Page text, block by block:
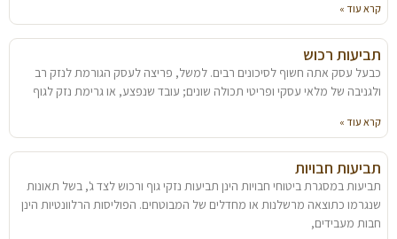
קרא עוד »
תביעות רכוש
כבעל עסק אתה חשוף לסיכונים רבים. למשל, פריצה לעסק הגורמת לנזק רב
ולגניבה של מלאי עסקי ופריטי תכולה שונים; עובד שנפצע, או גרימת נזק לגוף
קרא עוד »
תביעות חבויות
תביעות במסגרת ביטוחי חבויות הינן תביעות נזקי גוף ורכוש לצד ג', בשל תאונות
שנגרמו כתוצאה מרשלנות או מחדלים של המבוטחים. הפוליסות הרלוונטיות הינן
חבות מעבידים,